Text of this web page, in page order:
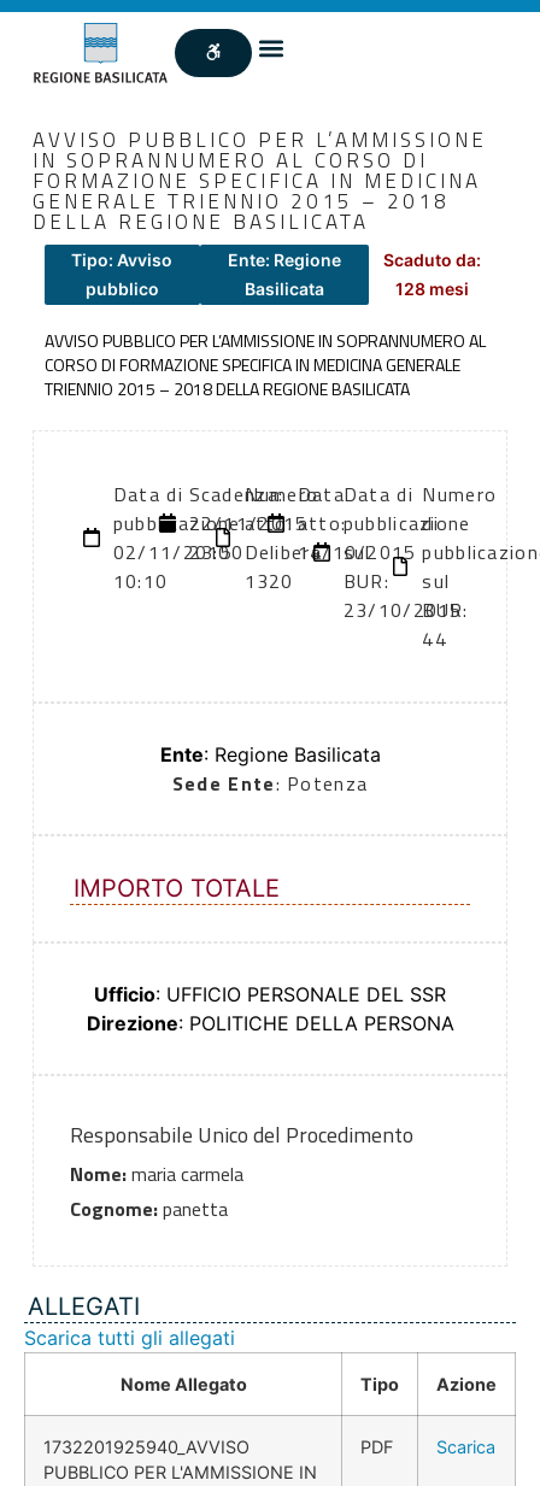
AVVISO PUBBLICO PER L’AMMISSIONE
IN SOPRANNUMERO AL CORSO DI
FORMAZIONE SPECIFICA IN MEDICINA
GENERALE TRIENNIO 2015 – 2018
DELLA REGIONE BASILICATA
Tipo: Avviso
pubblico
Ente: Regione
Basilicata
Scaduto da:
128 mesi
AVVISO PUBBLICO PER L’AMMISSIONE IN SOPRANNUMERO AL
CORSO DI FORMAZIONE SPECIFICA IN MEDICINA GENERALE
TRIENNIO 2015 – 2018 DELLA REGIONE BASILICATA
Data di
pubblicazione:
02/11/2015
10:10
Scadenza:
22/11/2015
23:00
Numero
atto:
Delibera
1320
Data
atto:
14/10/2015
Data di
pubblicazione
sul
BUR:
23/10/2015
Numero
di
sul
BUR:
44
Ente: Regione Basilicata
Sede Ente: Potenza
IMPORTO TOTALE
Ufficio: UFFICIO PERSONALE DEL SSR
Direzione: POLITICHE DELLA PERSONA
Responsabile Unico del Procedimento
Nome:maria carmela
Cognome:panetta
ALLEGATI
Scarica tutti gli allegati
Nome Allegato Tipo Azione
1732201925940_AVVISO
PUBBLICO PER L'AMMISSIONE IN
PDF Scarica